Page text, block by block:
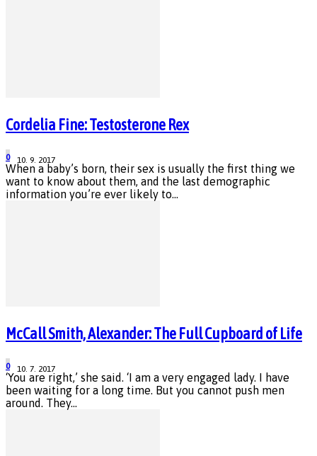
Cordelia Fine: Testosterone Rex
10. 9. 2017
0
When a baby’s born, their sex is usually the first thing we
want to know about them, and the last demographic
information you’re ever likely to...
McCall Smith, Alexander: The Full Cupboard of Life
10. 7. 2017
0
‘You are right,’ she said. ‘I am a very engaged lady. I have
been waiting for a long time. But you cannot push men
around. They...